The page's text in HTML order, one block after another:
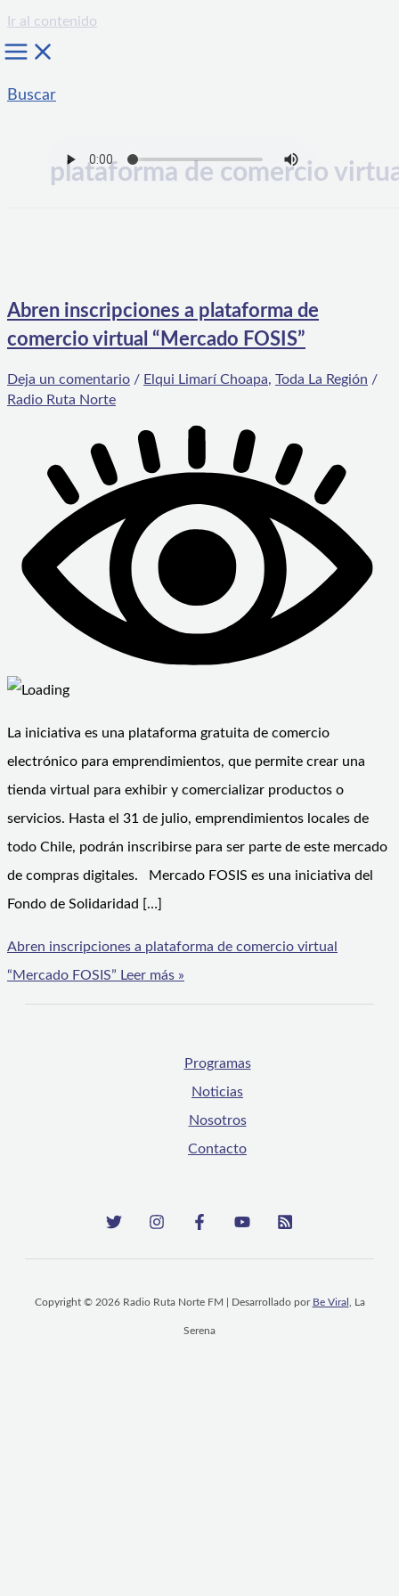
Ir al contenido
Buscar
plataforma de comercio
Abren inscripciones a plataforma de
comercio virtual “Mercado FOSIS”
Deja un comentario / Elqui Limarí Choapa, Toda La Región /
Radio Ruta Norte
La iniciativa es una plataforma gratuita de comercio
electrónico para emprendimientos, que permite crear una
tienda virtual para exhibir y comercializar productos o
servicios. Hasta el 31 de julio, emprendimientos locales de
todo Chile, podrán inscribirse para ser parte de este mercado
de compras digitales. Mercado FOSIS es una iniciativa del
Fondo de Solidaridad […]
Abren inscripciones a plataforma de comercio virtual
“Mercado FOSIS” Leer más »
Programas
Noticias
Nosotros
Contacto
Copyright © 2026 Radio Ruta Norte FM | Desarrollado por Be Viral , La
Serena